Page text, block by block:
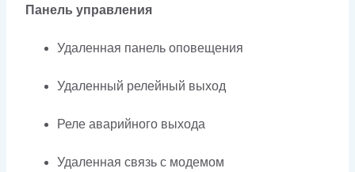
Панель управления
Удаленная панель оповещения
Удаленный релейный выход
Реле аварийного выхода
Удаленная связь с модемом